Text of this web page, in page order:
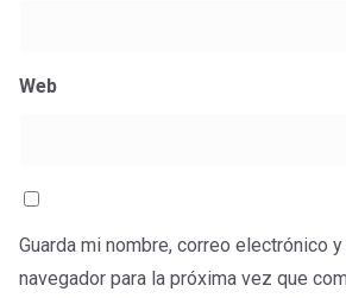
Web
Guarda mi nombre, correo electrónico
navegador para la próxima vez que